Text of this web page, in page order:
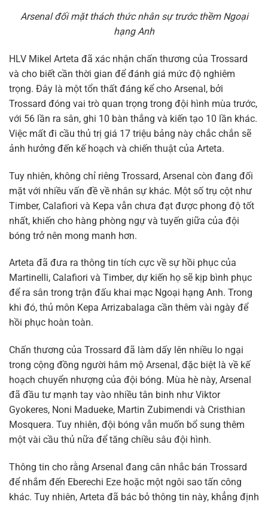
Arsenal đối mặt thách thức nhân sự trước thềm Ngoại
hạng Anh
HLV Mikel Arteta đã xác nhận chấn thương của Trossard
và cho biết cần thời gian để đánh giá mức độ nghiêm
trọng. Đây là một tổn thất đáng kể cho Arsenal, bởi
Trossard đóng vai trò quan trọng trong đội hình mùa trước,
với 56 lần ra sân, ghi 10 bàn thắng và kiến tạo 10 lần khác.
Việc mất đi cầu thủ trị giá 17 triệu bảng này chắc chắn sẽ
ảnh hưởng đến kế hoạch và chiến thuật của Arteta.
Tuy nhiên, không chỉ riêng Trossard, Arsenal còn đang đối
mặt với nhiều vấn đề về nhân sự khác. Một số trụ cột như
Timber, Calafiori và Kepa vẫn chưa đạt được phong độ tốt
nhất, khiến cho hàng phòng ngự và tuyến giữa của đội
bóng trở nên mong manh hơn.
Arteta đã đưa ra thông tin tích cực về sự hồi phục của
Martinelli, Calafiori và Timber, dự kiến họ sẽ kịp bình phục
để ra sân trong trận đấu khai mạc Ngoại hạng Anh. Trong
khi đó, thủ môn Kepa Arrizabalaga cần thêm vài ngày để
hồi phục hoàn toàn.
Chấn thương của Trossard đã làm dấy lên nhiều lo ngại
trong cộng đồng người hâm mộ Arsenal, đặc biệt là về kế
hoạch chuyển nhượng của đội bóng. Mùa hè này, Arsenal
đã đầu tư mạnh tay vào nhiều tân binh như Viktor
Gyokeres, Noni Madueke, Martin Zubimendi và Cristhian
Mosquera. Tuy nhiên, đội bóng vẫn muốn bổ sung thêm
một vài cầu thủ nữa để tăng chiều sâu đội hình.
Thông tin cho rằng Arsenal đang cân nhắc bán Trossard
để nhắm đến Eberechi Eze hoặc một ngôi sao tấn công
khác. Tuy nhiên, Arteta đã bác bỏ thông tin này, khẳng định